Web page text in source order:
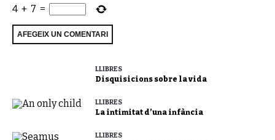
4 + 7 =
LLIBRES
Disquisicions sobre la vida
LLIBRES
La intimitat d’una infància
LLIBRES